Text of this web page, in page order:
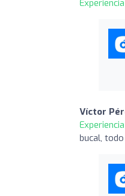
Víctor
bucal,